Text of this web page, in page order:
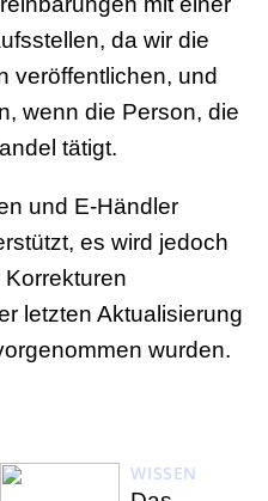
da wir die
veröffentlichen, und
wenn die Person, die
tätigt.
und E-Händler
es wird jedoch
Korrekturen
letzten Aktualisierung
wurden.
WISSEN